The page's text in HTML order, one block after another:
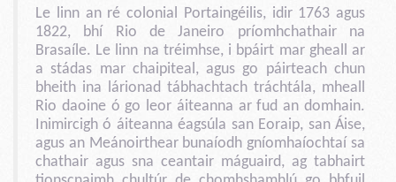
Le linn an ré colonial Portaingéilis, idir 1763 agus
1822, bhí Rio de Janeiro príomhchathair na
Brasaíle. Le linn na tréimhse, i bpáirt mar gheall ar
a stádas mar chaipiteal, agus go páirteach chun
bheith ina lárionad tábhachtach tráchtála, mheall
Rio daoine ó go leor áiteanna ar fud an domhain.
Inimircigh ó áiteanna éagsúla san Eoraip, san Áise,
agus an Meánoirthear bunaíodh gníomhaíochtaí sa
chathair agus sna ceantair máguaird, ag tabhairt